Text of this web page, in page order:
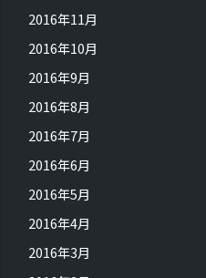
2016年11月
2016年10月
2016年9月
2016年8月
2016年7月
2016年6月
2016年5月
2016年4月
2016年3月